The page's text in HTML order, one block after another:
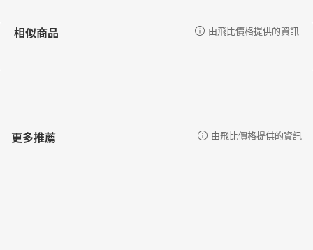
相似商品 由飛比價格提供的資訊
更多推薦 由飛比價格提供的資訊